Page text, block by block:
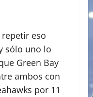
eso
sólo uno lo
Green Bay
ambos con
por 11